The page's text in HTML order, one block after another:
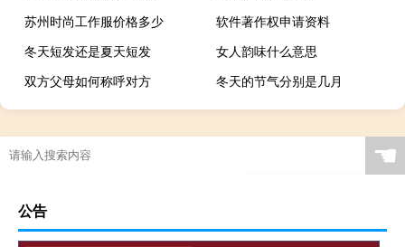
苏州时尚工作服价格多少
软件著作权申请资料
冬天短发还是夏天短发
女人韵味什么意思
双方父母如何称呼对方
冬天的节气分别是几月
☚
公告